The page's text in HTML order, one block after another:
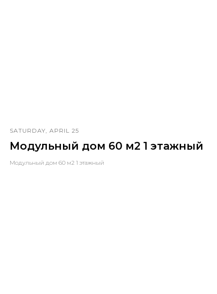
SATURDAY, APRIL 25
Модульный дом 60 м2 1 этажный
Модульный дом 60 м2 1 этажный